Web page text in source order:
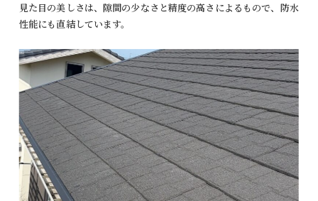
見た目の美しさは、隙間の少なさと精度の高さによるもので、防水
性能にも直結しています。